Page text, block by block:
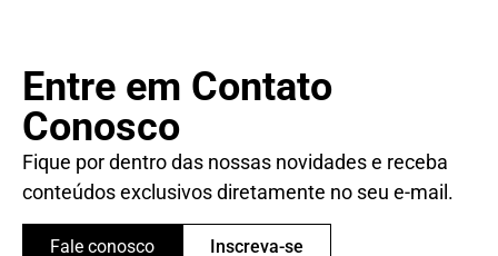
Entre em Contato
Conosco
Fique por dentro das nossas novidades e receba
conteúdos exclusivos diretamente no seu e-mail.
Fale conosco Inscreva-se